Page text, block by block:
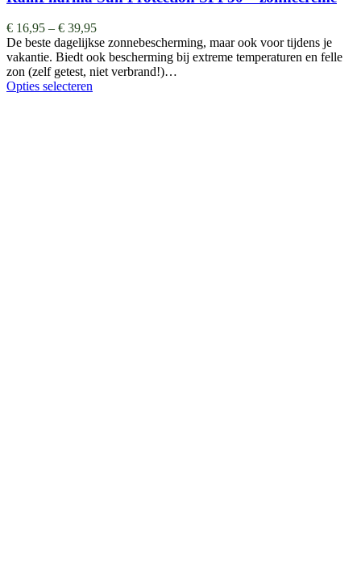
€ 16,95 – € 39,95
De beste dagelijkse zonnebescherming, maar ook voor tijdens je
vakantie. Biedt ook bescherming bij extreme temperaturen en felle
zon (zelf getest, niet verbrand!)…
Opties selecteren